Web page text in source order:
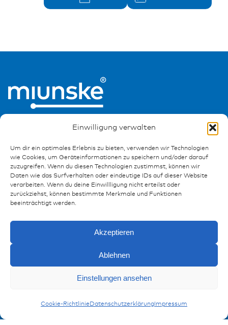
Einwilligung verwalten
Um dir ein optimales Erlebnis zu bieten, verwenden wir Technologien
wie Cookies, um Geräteinformationen zu speichern und/oder darauf
zuzugreifen. Wenn du diesen Technologien zustimmst, können wir
Daten wie das Surfverhalten oder eindeutige IDs auf dieser Website
verarbeiten. Wenn du deine Einwillligung nicht erteilst oder
zurückziehst, können bestimmte Merkmale und Funktionen
beeinträchtigt werden.
Akzeptieren
Ablehnen
Einstellungen ansehen
Cookie-Richtlinie Datenschutzerklärung Impressum
MTA Zentralelektrikmodule
Ressourcen
Publikationen
Referenzen
Datenschutz
Kontaktformular